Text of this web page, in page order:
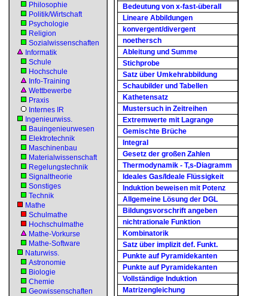
Philosophie
Politik/Wirtschaft
Psychologie
Religion
Sozialwissenschaften
Informatik
Schule
Hochschule
Info-Training
Wettbewerbe
Praxis
Internes IR
Ingenieurwiss.
Bauingenieurwesen
Elektrotechnik
Maschinenbau
Materialwissenschaft
Regelungstechnik
Signaltheorie
Sonstiges
Technik
Mathe
Schulmathe
Hochschulmathe
Mathe-Vorkurse
Mathe-Software
Naturwiss.
Astronomie
Biologie
Chemie
Geowissenschaften
Bedeutung von x-fast-überall
Lineare Abbildungen
konvergent/divergent
noethersch
Ableitung und Summe
Stichprobe
Satz über Umkehrabbildung
Schaubilder und Tabellen
Kathetensatz
Mustersuch in Zeitreihen
Extremwerte mit Lagrange
Gemischte Brüche
Integral
Gesetz der großen Zahlen
Thermodynamik - T,s-Diagramm
Ideales Gas/Ideale Flüssigkeit
Induktion beweisen mit Potenz
Allgemeine Lösung der DGL
Bildungsvorschrift angeben
nichtrationale Funktion
Kombinatorik
Satz über implizit def. Funkt.
Punkte auf Pyramidekanten
Punkte auf Pyramidekanten
Vollständige Induktion
Matrizengleichung